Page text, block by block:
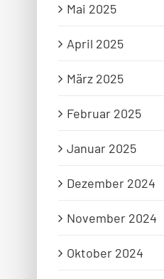
Mai 2025
April 2025
März 2025
Februar 2025
Januar 2025
Dezember 2024
November 2024
Oktober 2024